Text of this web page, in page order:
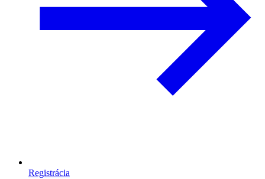
Registrácia